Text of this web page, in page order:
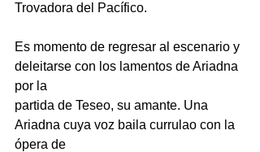
Trovadora del Pacífico.
Es momento de regresar al escenario y
deleitarse con los lamentos de Ariadna
por la
partida de Teseo, su amante. Una
Ariadna cuya voz baila currulao con la
ópera de